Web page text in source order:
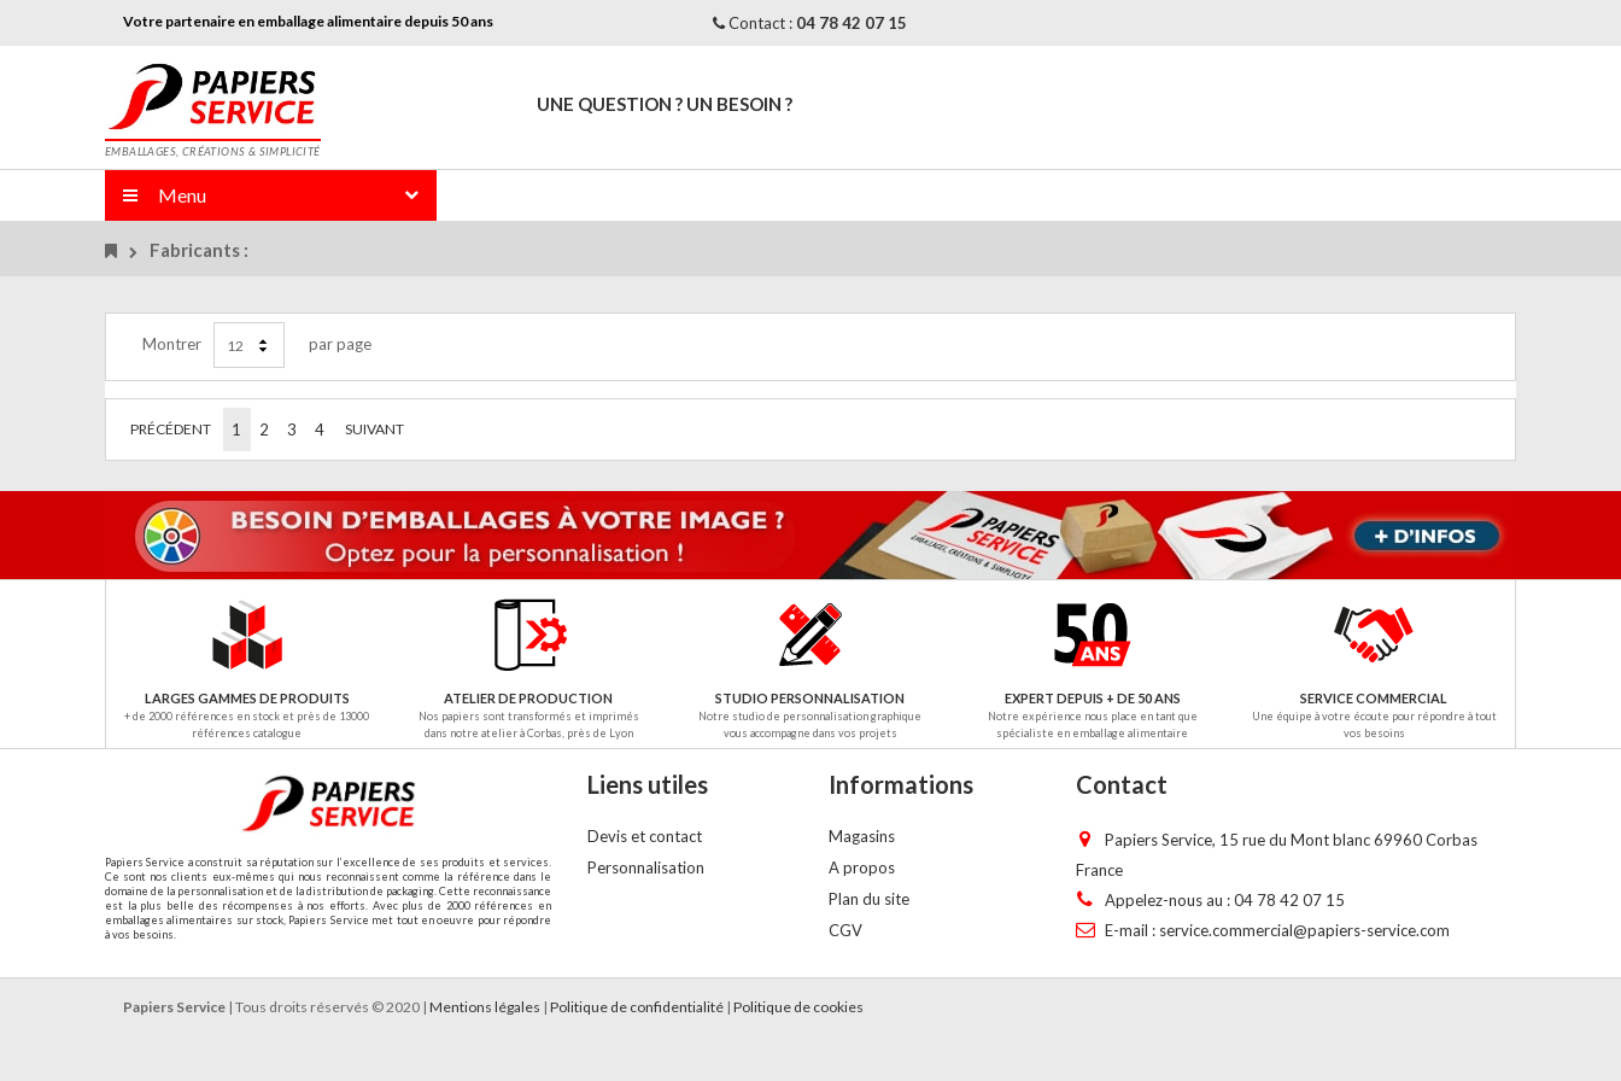
Votre partenaire en emballage alimentaire depuis 50 ans Contact : 04 78 42 07 15
EMBALLAGES, CRÉATIONS & SIMPLICITÉ
UNE QUESTION ? UN BESOIN ?
Menu
Fabricants :
Montrer 12 par page
PRÉCÉDENT 1 2 3 4 SUIVANT
LARGES GAMMES DE PRODUITS
+ de 2000 références en stock et près de 13000
références catalogue
ATELIER DE PRODUCTION
Nos papiers sont transformés et imprimés
dans notre atelier à Corbas, près de Lyon
STUDIO PERSONNALISATION
Notre studio de personnalisation graphique
vous accompagne dans vos projets
EXPERT DEPUIS + DE 50 ANS
Notre expérience nous place en tant que
spécialiste en emballage alimentaire
SERVICE COMMERCIAL
Une équipe à votre écoute pour répondre à tout
vos besoins
Papiers Service a construit sa réputation sur l’excellence de ses produits et services.
Ce sont nos clients eux-mêmes qui nous reconnaissent comme la référence dans le
domaine de la personnalisation et de la distribution de packaging. Cette reconnaissance
est la plus belle des récompenses à nos efforts. Avec plus de 2000 références en
emballages alimentaires sur stock, Papiers Service met tout en oeuvre pour répondre
à vos besoins.
Liens utiles
Devis et contact
Personnalisation
Informations
Magasins
A propos
Plan du site
CGV
Contact
Papiers Service, 15 rue du Mont blanc 69960 Corbas
France
Appelez-nous au :04 78 42 07 15
E-mail : service.commercial@papiers-service.com
Papiers Service | Tous droits réservés © 2020 | Mentions légales | Politique de confidentialité | Politique de cookies